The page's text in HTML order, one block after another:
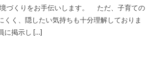
づくりをお手伝いします。 ただ、子育ての
く、隠したい気持ちも十分理解しておりま
に掲示し […]